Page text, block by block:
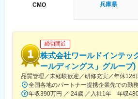
CMO 兵庫県
締切間近
株式会社ワールドインテッ
ールディングス」グループ)
品質管理／未経験歓迎／研修充実／年休126